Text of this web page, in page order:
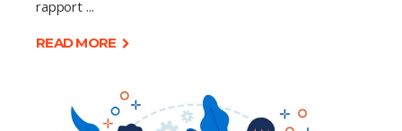
rapport
READ MORE